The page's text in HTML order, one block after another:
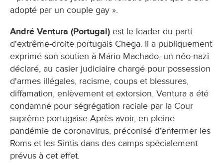
adopté par un couple gay ».
André Ventura (Portugal) est le leader du parti
d'extrême-droite portugais Chega. Il a publiquement
exprimé son soutien à Mário Machado, un néo-nazi
déclaré, au casier judiciaire chargé pour possession
d'armes illégales, racisme, coups et blessures,
diffamation, enlèvement et extorsion. Ventura a été
condamné pour ségrégation raciale par la Cour
suprême portugaise Après avoir, en pleine
pandémie de coronavirus, préconisé d’enfermer les
Roms et les Sintis dans des camps spécialement
prévus à cet effet.